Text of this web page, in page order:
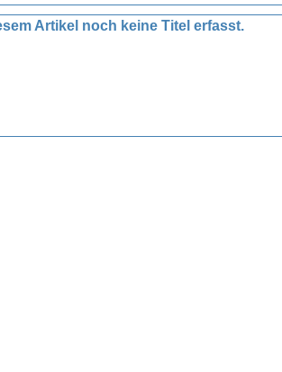
Artikel noch keine Titel erfasst.